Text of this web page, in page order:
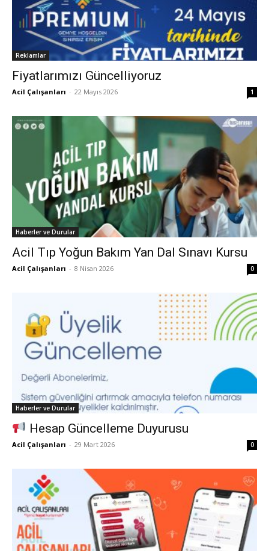
Reklamlar
Fiyatlarımızı Güncelliyoruz
Acil Çalışanları - 22 Mayıs 2026 1
Haberler ve Durular
Acil Tıp Yoğun Bakım Yan Dal Sınavı Kursu
Acil Çalışanları - 8 Nisan 2026 0
Haberler ve Durular
Hesap Güncelleme Duyurusu
Acil Çalışanları - 29 Mart 2026 0